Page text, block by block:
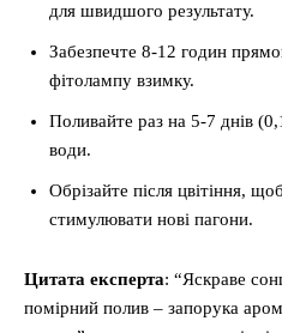
для швидшого результату.
Забезпечте 8-12 годин
фітолампу взимку.
Поливайте раз на 5-7 днів
води.
Обрізайте після цвітіння,
стимулювати нові пагони.
Цитата експерта: “Яскраве
помірний полив – запорука